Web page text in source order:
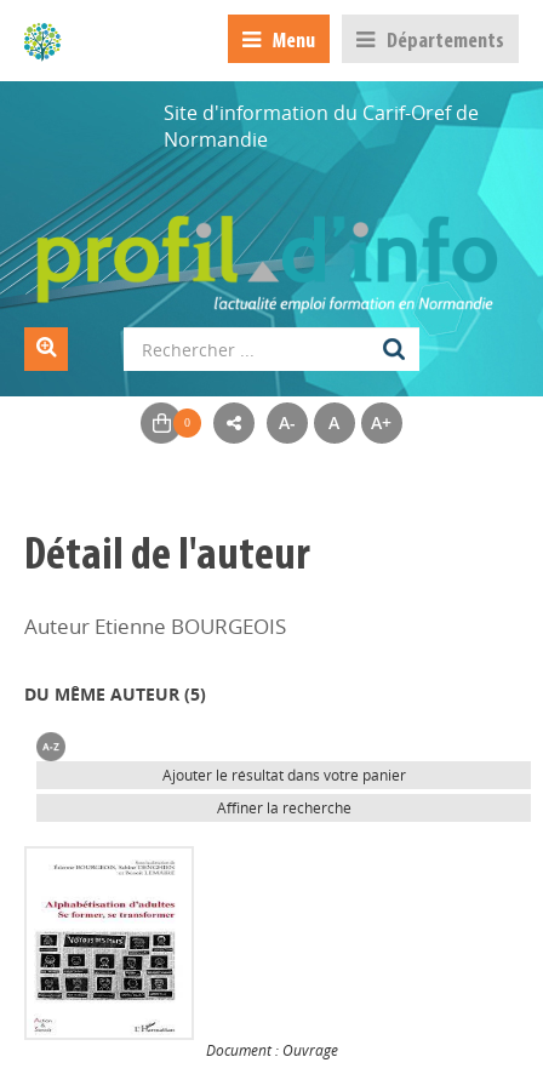
Menu Départements
Site d'information du Carif-Oref de
Normandie
A- A A+
Détail de l'auteur
Auteur Etienne BOURGEOIS
DU MÊME AUTEUR (5)
Ajouter le résultat dans votre panier
Affiner la recherche
Document : Ouvrage